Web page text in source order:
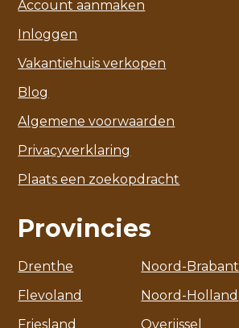
Account aanmaken
Inloggen
Vakantiehuis verkopen
Blog
Algemene voorwaarden
Privacyverklaring
Plaats een zoekopdracht
Provincies
Drenthe
Flevoland
Friesland
Noord-Brabant
Noord-Holland
Overijssel